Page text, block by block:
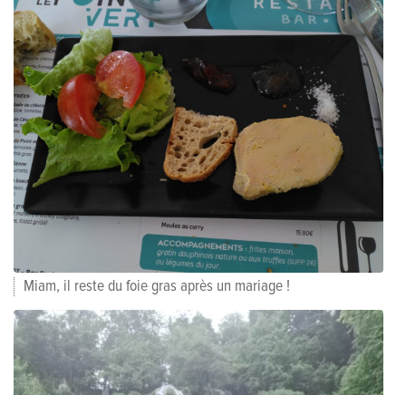
Miam, il reste du foie gras après un mariage !